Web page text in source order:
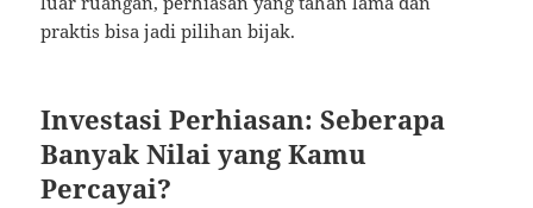
praktis bisa jadi pilihan bijak.
Investasi Perhiasan: Seberapa
Banyak Nilai yang Kamu
Percayai?